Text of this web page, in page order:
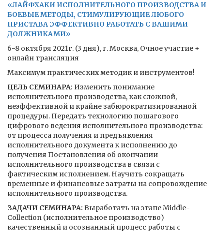
«ЛАЙФХАКИ ИСПОЛНИТЕЛЬНОГО ПРОИЗВОДСТВА И
БОЕВЫЕ МЕТОДЫ, СТИМУЛИРУЮЩИЕ ЛЮБОГО
ПРИСТАВА ЭФФЕКТИВНО РАБОТАТЬ С ВАШИМИ
ДОЛЖНИКАМИ»
6-8 октября 2021г. (3 дня), г. Москва, Очное участие +
онлайн трансляция
Максимум практических методик и инструментов!
ЦЕЛЬ СЕМИНАРА: Изменить понимание
исполнительного производства, как сложной,
неэффективной и крайне забюрократизированной
процедуры. Передать технологию пошагового
цифрового ведения исполнительного производства:
от процесса получения и предъявления
исполнительного документа к исполнению до
получения Постановления об окончании
исполнительного производства в связи с
фактическим исполнением. Научить сокращать
временные и финансовые затраты на сопровождение
исполнительного производства.
ЗАДАЧИ СЕМИНАРА: Выработать на этапе Middle-
Collection (исполнительное производство)
качественный и осознанный процесс работы с